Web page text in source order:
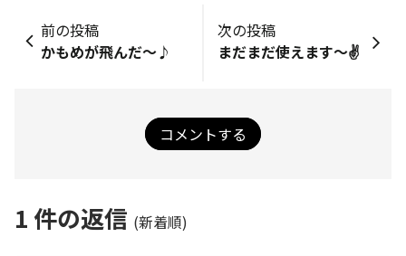
前の投稿
かもめが飛んだ〜♪
次の投稿
まだまだ使えます～✌️
コメントする
1 件の返信 (新着順)